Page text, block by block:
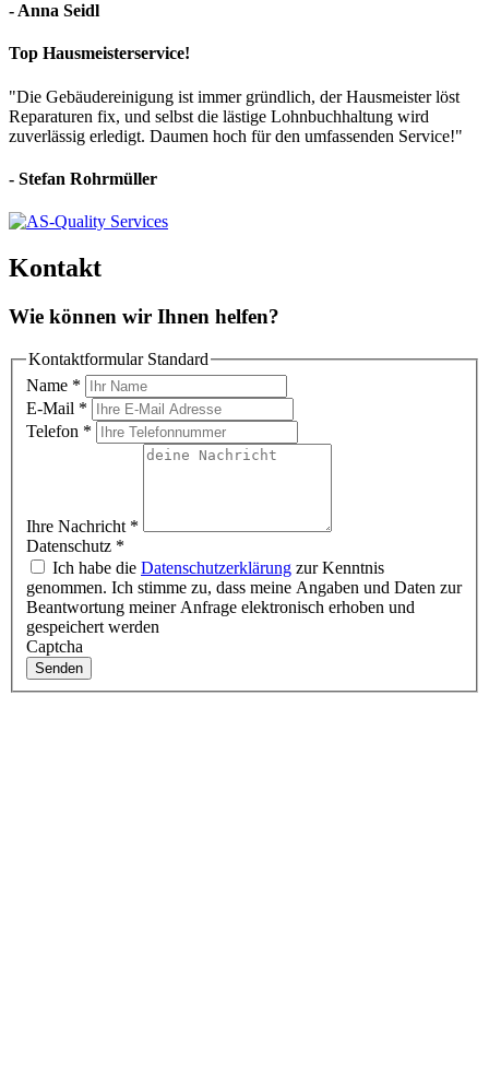
- Anna Seidl
Top Hausmeisterservice!
"Die Gebäudereinigung ist immer gründlich, der Hausmeister löst
Reparaturen fix, und selbst die lästige Lohnbuchhaltung wird
zuverlässig erledigt. Daumen hoch für den umfassenden Service!"
- Stefan Rohrmüller
Kontakt
Wie können wir Ihnen helfen?
Kontaktformular Standard
Name *
E-Mail *
Telefon *
Ihre Nachricht *
Datenschutz *
Ich habe die Datenschutzerklärung zur Kenntnis
genommen. Ich stimme zu, dass meine Angaben und Daten zur
Beantwortung meiner Anfrage elektronisch erhoben und
gespeichert werden
Captcha
Senden